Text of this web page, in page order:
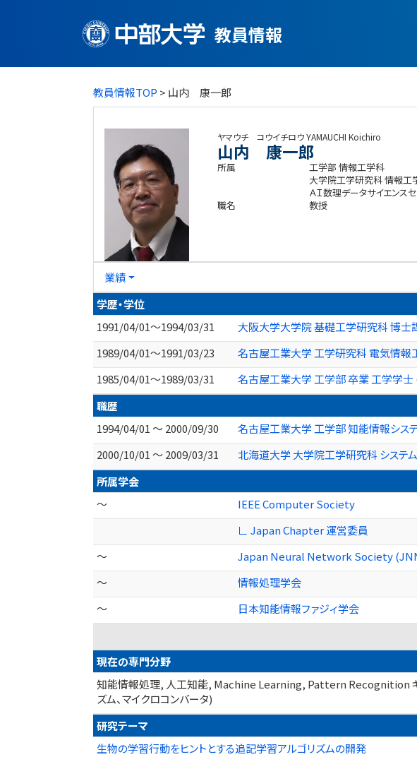
教員情報
教員情報TOP > 山内 康一郎
ヤマウチ コウイチロウYAMAUCHI Koichiro
山内 康一郎
所属
工学部 情報工学科
大学院工学研究科 情報工
ＡＩ数理データサイエンス
職名
教授
業績
学歴・学位
1991/04/01～1994/03/31
大阪大学大学院 基礎工学研究科 博士
1989/04/01～1991/03/23
名古屋工業大学 工学研究科 電気情報
1985/04/01～1989/03/31
名古屋工業大学 工学部 卒業 工学学
職歴
1994/04/01 ～ 2000/09/30
名古屋工業大学 工学部 知能情報シス
2000/10/01 ～ 2009/03/31
北海道大学 大学院工学研究科 システ
所属学会
～
IEEE Computer Society
∟ Japan Chapter 運営委員
～
Japan Neural Network Society
～
情報処理学会
～
日本知能情報ファジィ学会
現在の専門分野
知能情報処理, 人工知能, Machine Learning, Pattern Recognition キ
ズム、マイクロコンバータ)
研究テーマ
生物の学習行動をヒントとする追記学習アルゴリズムの開発